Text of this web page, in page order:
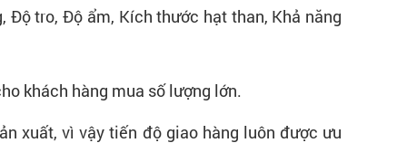
Độ tro, Độ ẩm, Kích thước hạt than, Khả năng
khách hàng mua số lượng lớn.
xuất, vì vậy tiến độ giao hàng luôn được ưu